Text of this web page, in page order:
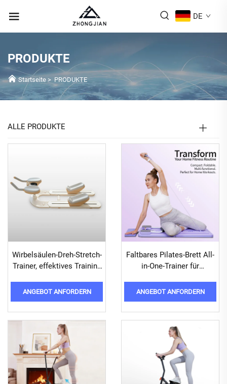
DE
PRODUKTE
Startseite > PRODUKTE
ALLE PRODUKTE
Wirbelsäulen-Dreh-Stretch-
Trainer, effektives Training
ANGEBOT ANFORDERN
Faltbares Pilates-Brett All-
in-One-Trainer für
ANGEBOT ANFORDERN